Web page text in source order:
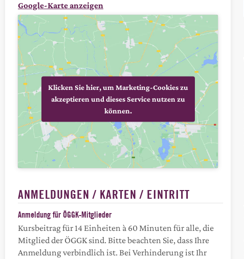
Google-Karte anzeigen
Klicken Sie hier, um Marketing-Cookies zu
akzeptieren und dieses Service nutzen zu
können.
ANMELDUNGEN / KARTEN / EINTRITT
Anmeldung für ÖGGK-Mitglieder
Kursbeitrag für 14 Einheiten à 60 Minuten für alle, die
Mitglied der ÖGGK sind. Bitte beachten Sie, dass Ihre
Anmeldung verbindlich ist. Bei Verhinderung ist Ihr